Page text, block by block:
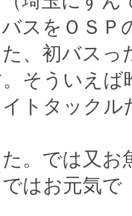
スをＯＳ
、初バスっ
そういえ
イトタック
。では又お
はお元気で